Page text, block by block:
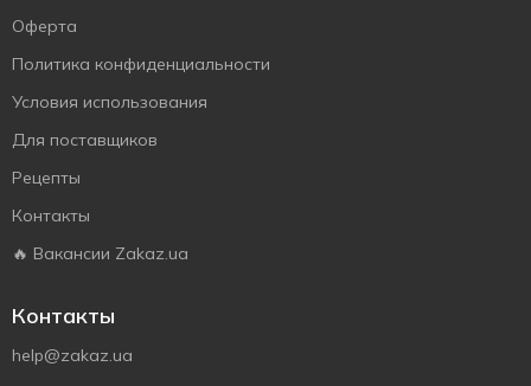
Оферта
Политика конфиденциальности
Условия использования
Для поставщиков
Рецепты
Контакты
🔥 Вакансии Zakaz.ua
Контакты
help@zakaz.ua